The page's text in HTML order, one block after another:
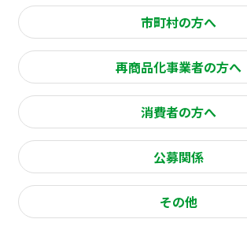
市町村の方へ
再商品化事業者の方へ
消費者の方へ
公募関係
その他